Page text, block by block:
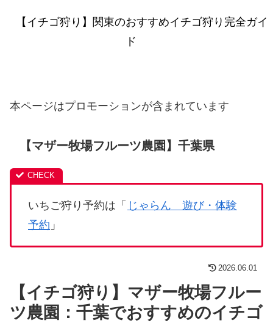
【イチゴ狩り】関東のおすすめイチゴ狩り完全ガイ
ド
本ページはプロモーションが含まれています
【マザー牧場フルーツ農園】千葉県
いちご狩り予約は「 じゃらん 遊び・体験
予約 」
2026.06.01
【イチゴ狩り】マザー牧場フルー
ツ農園：千葉でおすすめのイチゴ